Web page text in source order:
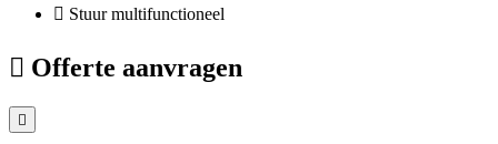
Stuur multifunctioneel
Offerte aanvragen